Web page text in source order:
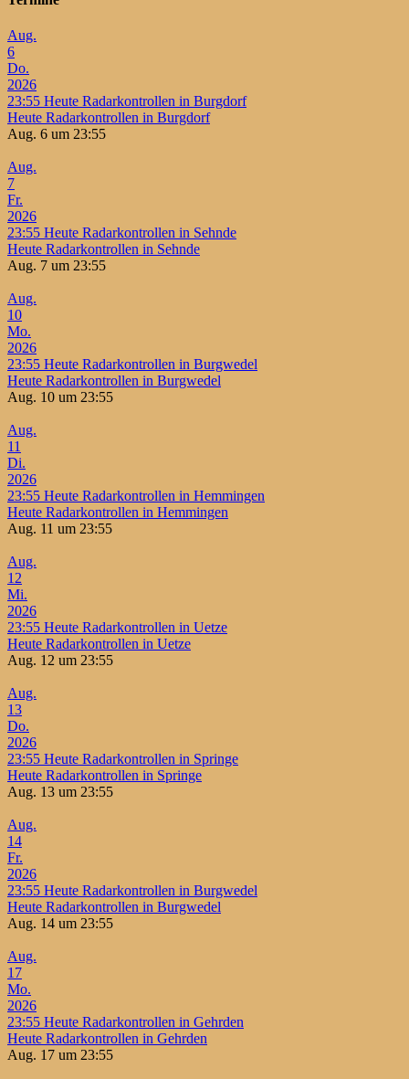
Aug.
6
Do.
2026
23:55 Heute Radarkontrollen in Burgdorf
Heute Radarkontrollen in Burgdorf
Aug. 6 um 23:55
Aug.
7
Fr.
2026
23:55 Heute Radarkontrollen in Sehnde
Heute Radarkontrollen in Sehnde
Aug. 7 um 23:55
Aug.
10
Mo.
2026
23:55 Heute Radarkontrollen in Burgwedel
Heute Radarkontrollen in Burgwedel
Aug. 10 um 23:55
Aug.
11
Di.
2026
23:55 Heute Radarkontrollen in Hemmingen
Heute Radarkontrollen in Hemmingen
Aug. 11 um 23:55
Aug.
12
Mi.
2026
23:55 Heute Radarkontrollen in Uetze
Heute Radarkontrollen in Uetze
Aug. 12 um 23:55
Aug.
13
Do.
2026
23:55 Heute Radarkontrollen in Springe
Heute Radarkontrollen in Springe
Aug. 13 um 23:55
Aug.
14
Fr.
2026
23:55 Heute Radarkontrollen in Burgwedel
Heute Radarkontrollen in Burgwedel
Aug. 14 um 23:55
Aug.
17
Mo.
2026
23:55 Heute Radarkontrollen in Gehrden
Heute Radarkontrollen in Gehrden
Aug. 17 um 23:55